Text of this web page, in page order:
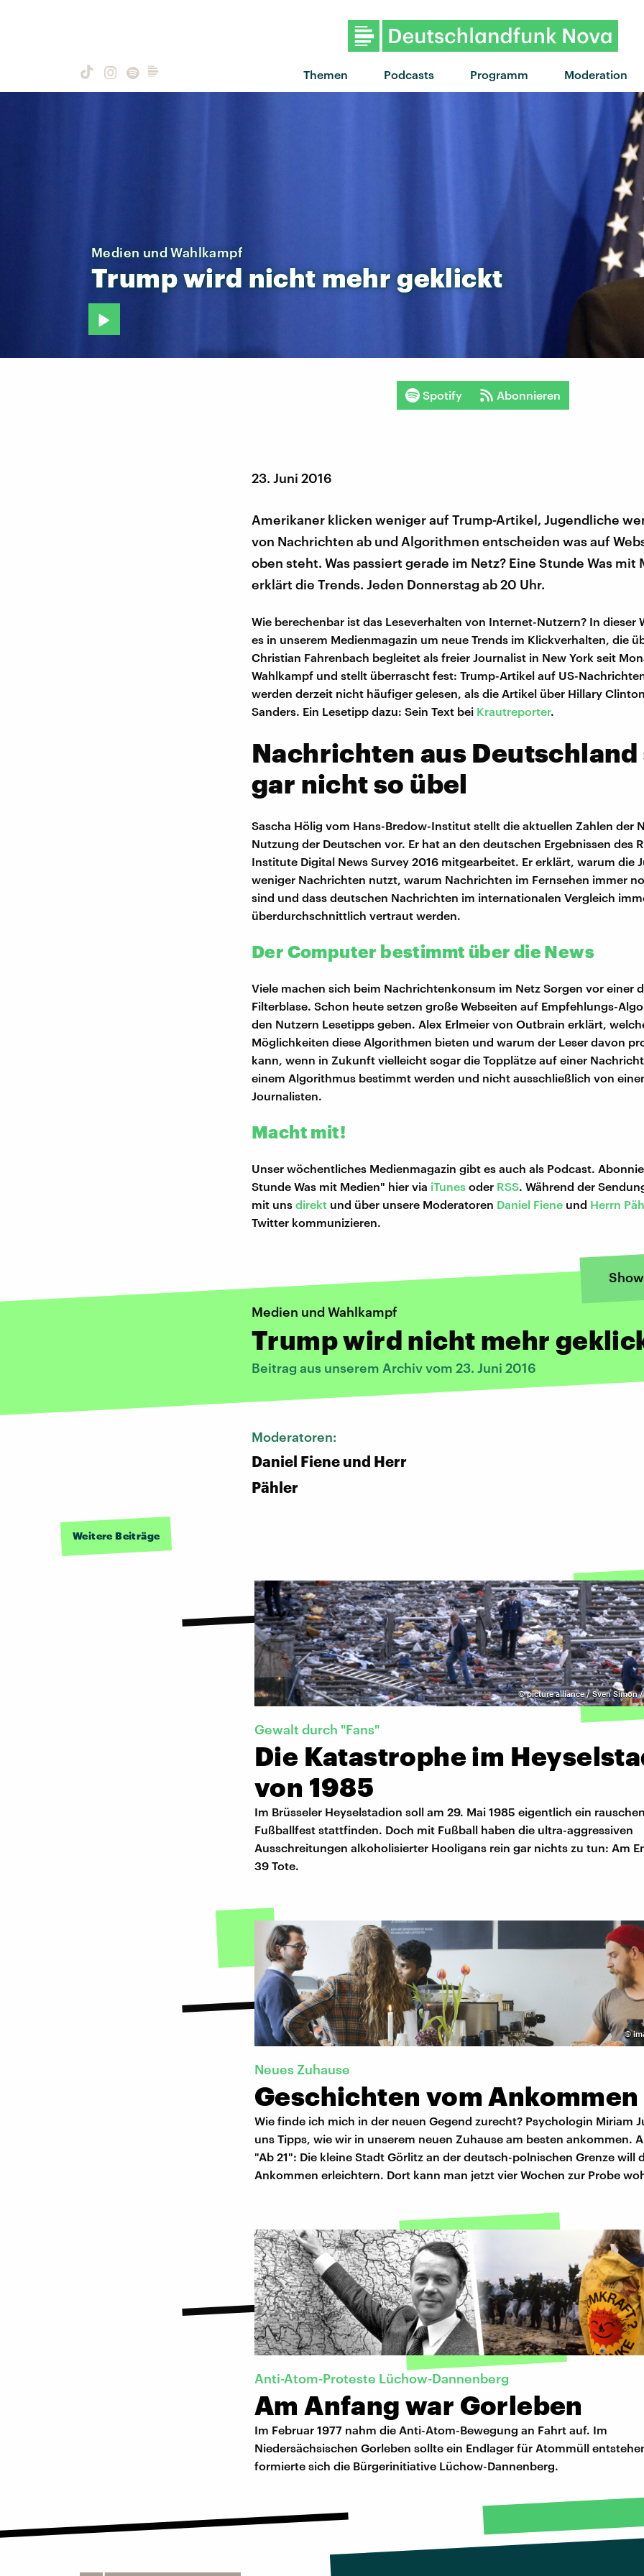
Themen Podcasts Programm Moderation
Medien und Wahlkampf
Trumpwird nichtmehrgeklickt
Spotify Abonnieren
23. Juni 2016
Amerikaner klicken weniger auf Trump-Artikel, Jugendliche
von Nachrichten ab und Algorithmen entscheiden was auf
oben steht. Was passiert gerade im Netz? Eine Stunde Was mit
erklärt die Trends. Jeden Donnerstag ab 20 Uhr.
Wie berechenbar ist das Leseverhalten von Internet-Nutzern? In dieser
es in unserem Medienmagazin um neue Trends im Klickverhalten, die
Christian Fahrenbach begleitet als freier Journalist in New York seit
Wahlkampf und stellt überrascht fest: Trump-Artikel auf US-
werden derzeit nicht häufiger gelesen, als die Artikel über Hillary
Sanders. Ein Lesetipp dazu: Sein Text bei Krautreporter.
Nachrichten aus Deutschland
gar nicht so übel
Sascha Hölig vom Hans-Bredow-Institut stellt die aktuellen Zahlen der
Nutzung der Deutschen vor. Er hat an den deutschen Ergebnissen des
Institute Digital News Survey 2016 mitgearbeitet. Er erklärt, warum die
weniger Nachrichten nutzt, warum Nachrichten im Fernsehen immer
sind und dass deutschen Nachrichten im internationalen Vergleich
überdurchschnittlich vertraut werden.
Der Computer bestimmt über die News
Viele machen sich beim Nachrichtenkonsum im Netz Sorgen vor einer
Filterblase. Schon heute setzen große Webseiten auf Empfehlungs-
den Nutzern Lesetipps geben. Alex Erlmeier von Outbrain erklärt,
Möglichkeiten diese Algorithmen bieten und warum der Leser davon
kann, wenn in Zukunft vielleicht sogar die Topplätze auf einer
einem Algorithmus bestimmt werden und nicht ausschließlich von
Journalisten.
Macht mit!
Unser wöchentliches Medienmagazin gibt es auch als Podcast.
Stunde Was mit Medien" hier via iTunes oder RSS. Während der
mit uns direkt und über unsere Moderatoren Daniel Fiene und Herrn
Twitter kommunizieren.
Medien und Wahlkampf
Trump wird nicht mehr
Beitrag aus unserem Archiv vom 23. Juni 2016
Moderatoren:
Daniel Fiene und Herr
Pähler
Weitere Beiträge
©picture alliance / Sven Simon
Gewalt durch "Fans"
Die Katastrophe im
von 1985
Im Brüsseler Heyselstadion soll am 29. Mai 1985 eigentlich ein
Fußballfest stattfinden. Doch mit Fußball haben die ultra-aggressiven
Ausschreitungen alkoholisierter Hooligans rein gar nichts zu tun: Am
39 Tote.
©
Neues Zuhause
Geschichten vom Ankommen
Wie finde ich mich in der neuen Gegend zurecht? Psychologin Miriam
uns Tipps, wie wir in unserem neuen Zuhause am besten ankommen.
"Ab 21": Die kleine Stadt Görlitz an der deutsch-polnischen Grenze will
Ankommen erleichtern. Dort kann man jetzt vier Wochen zur Probe
Anti-Atom-Proteste Lüchow-Dannenberg
Am Anfang war Gorleben
Im Februar 1977 nahm die Anti-Atom-Bewegung an Fahrt auf. Im
Niedersächsischen Gorleben sollte ein Endlager für Atommüll
formierte sich die Bürgerinitiative Lüchow-Dannenberg.